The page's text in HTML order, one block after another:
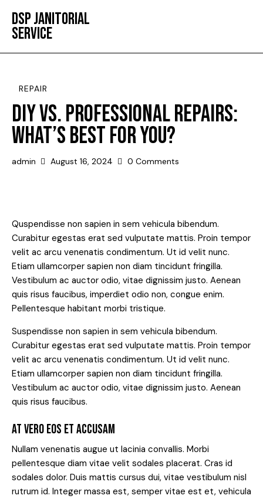
DSP JANITORIAL
SERVICE
REPAIR
DIY VS. PROFESSIONAL REPAIRS:
WHAT’S BEST FOR YOU?
admin August 16, 2024 0 Comments
Quspendisse non sapien in sem vehicula bibendum.
Curabitur egestas erat sed vulputate mattis. Proin tempor
velit ac arcu venenatis condimentum. Ut id velit nunc.
Etiam ullamcorper sapien non diam tincidunt fringilla.
Vestibulum ac auctor odio, vitae dignissim justo. Aenean
quis risus faucibus, imperdiet odio non, congue enim.
Pellentesque habitant morbi tristique.
Suspendisse non sapien in sem vehicula bibendum.
Curabitur egestas erat sed vulputate mattis. Proin tempor
velit ac arcu venenatis condimentum. Ut id velit nunc.
Etiam ullamcorper sapien non diam tincidunt fringilla.
Vestibulum ac auctor odio, vitae dignissim justo. Aenean
quis risus faucibus.
AT VERO EOS ET ACCUSAM
Nullam venenatis augue ut lacinia convallis. Morbi
pellentesque diam vitae velit sodales placerat. Cras id
sodales dolor. Duis mattis cursus dui, vitae vestibulum nisl
rutrum id. Integer massa est, semper vitae est et, vehicula